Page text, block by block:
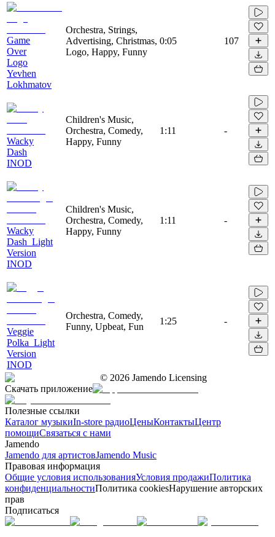
Game
Over
Logo
Yevhen
Lokhmatov
Orchestra, Strings,
Advertising, Christmas,
Logo, Happy, Funny
0:05 107
Wacky
Dash
INOD
Children's Music,
Orchestra, Comedy,
Happy, Funny
1:11 -
Wacky
Dash_Light
Version
INOD
Children's Music,
Orchestra, Comedy,
Happy, Funny
1:11 -
Veggie
Polka_Light
Version
INOD
Orchestra, Comedy,
Funny, Upbeat, Fun
1:25 -
© 2026 Jamendo Licensing
Скачать приложение
Полезные ссылки
Каталог музыкиIn-store радиоЦеныКонтактыЦентр
помощиСвязаться с нами
Jamendo
Jamendo для артистовJamendo Music
Правовая информация
Общие условия использованияУсловия продажиПолитика
конфиденциальностиПолитика cookiesНарушение авторских
прав
Подписаться